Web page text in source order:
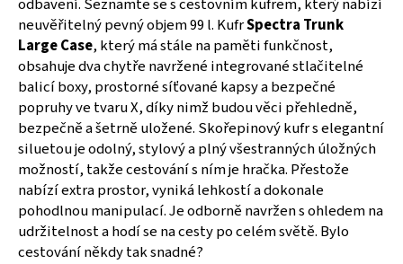
neuvěřitelný pevný objem 99 l. KufrSpectra Trunk
Large Case, který má stále na paměti funkčnost,
obsahuje dva chytře navržené integrované stlačitelné
balicí boxy, prostorné síťované kapsy a bezpečné
popruhy ve tvaru X, díky nimž budou věci přehledně,
bezpečně a šetrně uložené. Skořepinový kufr s elegantní
siluetou je odolný, stylový a plný všestranných úložných
možností, takže cestování s ním je hračka. Přestože
nabízí extra prostor, vyniká lehkostí a dokonale
pohodlnou manipulací. Je odborně navržen s ohledem na
udržitelnost a hodí se na cesty po celém světě. Bylo
cestování někdy tak snadné?
TERMOLÁHEV
ETNA
GRIP
500
ML
PALE
PURPLE
1
009
Kč